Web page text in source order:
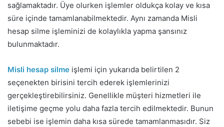
sağlamaktadır. Üye olurken işlemler oldukça kolay ve kısa
süre içinde tamamlanabilmektedir. Aynı zamanda Misli
hesap silme işleminizi de kolaylıkla yapma şansınız
bulunmaktadır.
Misli hesap silme işlemi için yukarıda belirtilen 2
seçenekten birisini tercih ederek işlemlerinizi
gerçekleştirebilirsiniz. Genellikle müşteri hizmetleri ile
iletişime geçme yolu daha fazla tercih edilmektedir. Bunun
sebebi ise işlemin daha kısa sürede tamamlanmasıdır. Siz